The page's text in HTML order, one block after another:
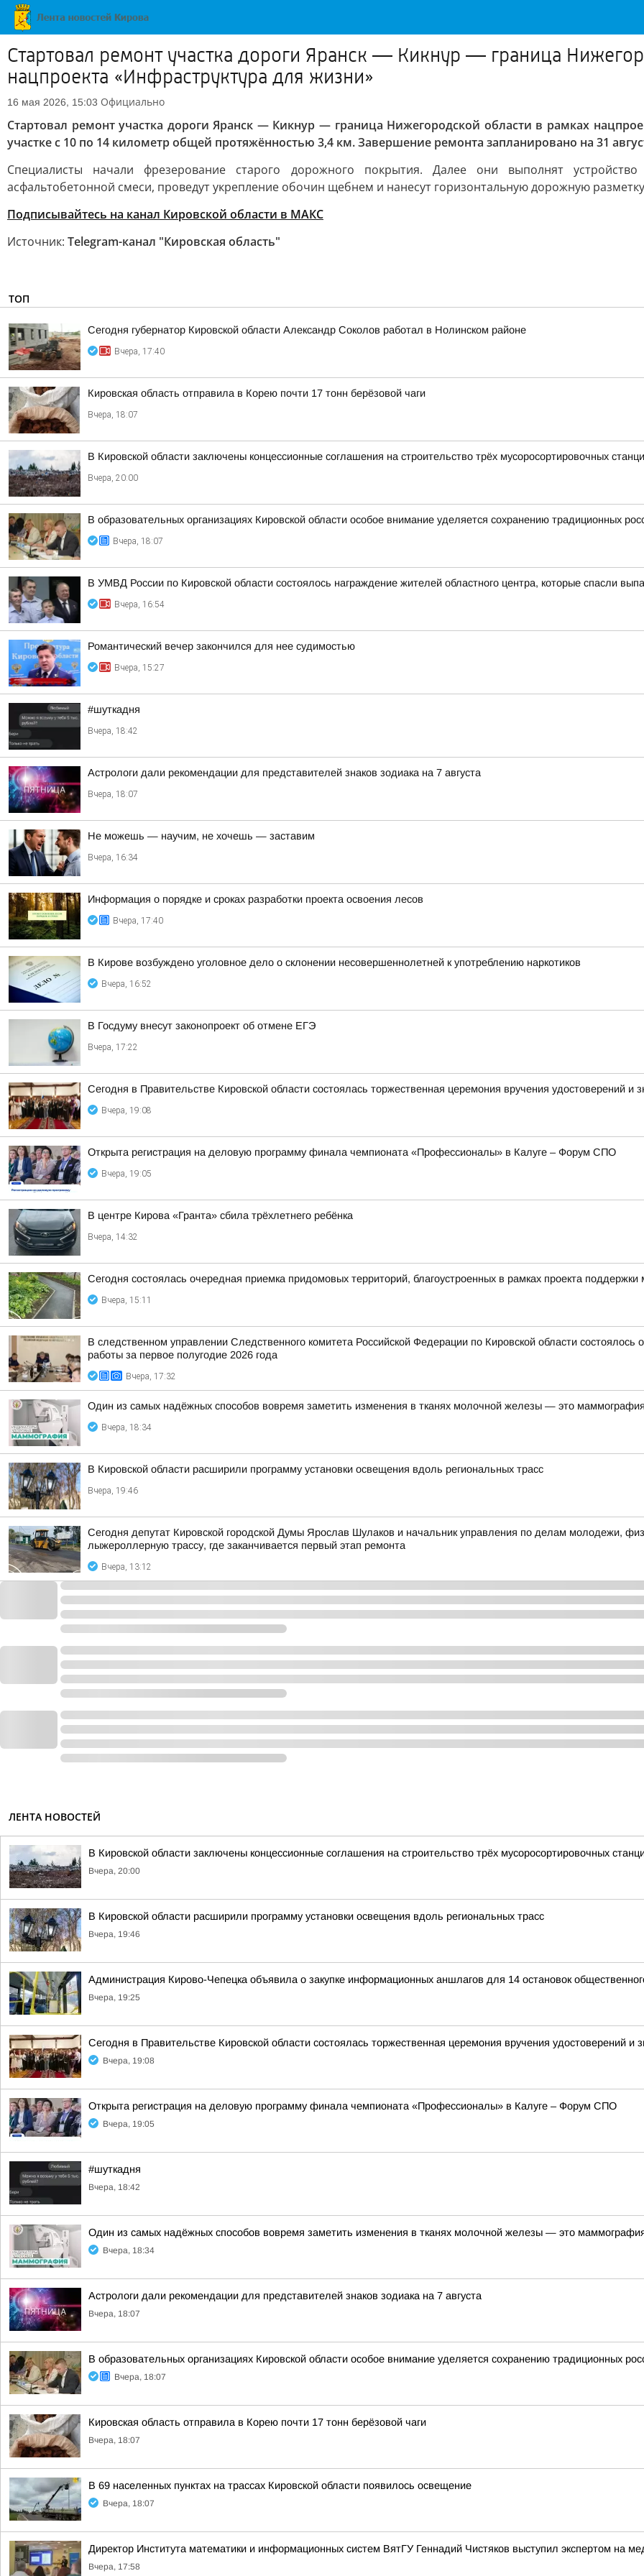
Стартовал ремонт участка дороги Яранск — Кикнур — граница
нацпроекта «Инфраструктура для жизни»
16 мая 2026, 15:03 Официально
Стартовал ремонт участка дороги Яранск — Кикнур — граница Нижегородской области в рамках
участке с 10 по 14 километр общей протяжённостью 3,4 км. Завершение ремонта запланировано на 31
Специалисты начали фрезерование старого дорожного покрытия. Далее они выполнят
асфальтобетонной смеси, проведут укрепление обочин щебнем и нанесут горизонтальную дорожную
Подписывайтесь на канал Кировской области в МАКС
Источник: Telegram-канал "Кировская область"
ТОП
Сегодня губернатор Кировской области Александр Соколов работал в Нолинском районе
Вчера, 17:40
Кировская область отправила в Корею почти 17 тонн берёзовой чаги
Вчера, 18:07
В Кировской области заключены концессионные соглашения на строительство трёх мусоросортировочных
Вчера, 20:00
В образовательных организациях Кировской области особое внимание уделяется сохранению традиционных
Вчера, 18:07
В УМВД России по Кировской области состоялось награждение жителей областного центра, которые спасли
Вчера, 16:54
Романтический вечер закончился для нее судимостью
Вчера, 15:27
#шуткадня
Вчера, 18:42
Астрологи дали рекомендации для представителей знаков зодиака на 7 августа
Вчера, 18:07
Не можешь — научим, не хочешь — заставим
Вчера, 16:34
Информация о порядке и сроках разработки проекта освоения лесов
Вчера, 17:40
В Кирове возбуждено уголовное дело о склонении несовершеннолетней к употреблению наркотиков
Вчера, 16:52
В Госдуму внесут законопроект об отмене ЕГЭ
Вчера, 17:22
Сегодня в Правительстве Кировской области состоялась торжественная церемония вручения удостоверений и
Вчера, 19:08
Открыта регистрация на деловую программу финала чемпионата «Профессионалы» в Калуге – Форум СПО
Вчера, 19:05
В центре Кирова «Гранта» сбила трёхлетнего ребёнка
Вчера, 14:32
Сегодня состоялась очередная приемка придомовых территорий, благоустроенных в рамках проекта поддержки
Вчера, 15:11
В следственном управлении Следственного комитета Российской Федерации по Кировской области
работы за первое полугодие 2026 года
Вчера, 17:32
Один из самых надёжных способов вовремя заметить изменения в тканях молочной железы — это
Вчера, 18:34
В Кировской области расширили программу установки освещения вдоль региональных трасс
Вчера, 19:46
Сегодня депутат Кировской городской Думы Ярослав Шулаков и начальник управления по делам молодежи,
лыжероллерную трассу, где заканчивается первый этап ремонта
Вчера, 13:12
ЛЕНТА НОВОСТЕЙ
В Кировской области заключены концессионные соглашения на строительство трёх мусоросортировочных
Вчера, 20:00
В Кировской области расширили программу установки освещения вдоль региональных трасс
Вчера, 19:46
Администрация Кирово-Чепецка объявила о закупке информационных аншлагов для 14 остановок
Вчера, 19:25
Сегодня в Правительстве Кировской области состоялась торжественная церемония вручения удостоверений и
Вчера, 19:08
Открыта регистрация на деловую программу финала чемпионата «Профессионалы» в Калуге – Форум СПО
Вчера, 19:05
#шуткадня
Вчера, 18:42
Один из самых надёжных способов вовремя заметить изменения в тканях молочной железы — это
Вчера, 18:34
Астрологи дали рекомендации для представителей знаков зодиака на 7 августа
Вчера, 18:07
В образовательных организациях Кировской области особое внимание уделяется сохранению традиционных
Вчера, 18:07
Кировская область отправила в Корею почти 17 тонн берёзовой чаги
Вчера, 18:07
В 69 населенных пунктах на трассах Кировской области появилось освещение
Вчера, 18:07
Директор Института математики и информационных систем ВятГУ Геннадий Чистяков выступил экспертом на
Вчера, 17:58